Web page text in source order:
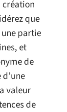
création
que
partie
et
de
valeur
de